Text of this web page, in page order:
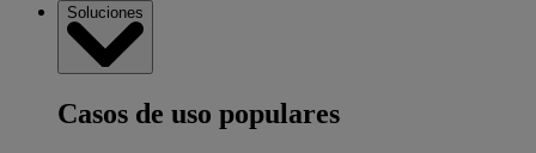
Soluciones
Casos de uso populares